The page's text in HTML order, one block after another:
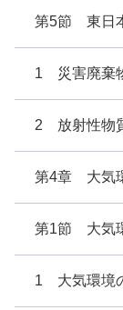
第5節 東日
1 災害廃棄
2 放射性物
第4章 大気
第1節 大気
1 大気環境